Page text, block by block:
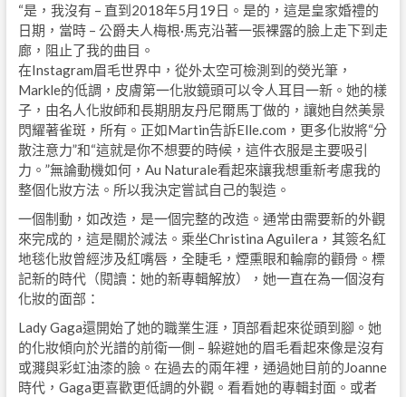
“是，我沒有 – 直到2018年5月19日。是的，這是皇家婚禮的
日期，當時 – 公爵夫人梅根·馬克沿著一張裸露的臉上走下到走
廊，阻止了我的曲目。
在Instagram眉毛世界中，從外太空可檢測到的熒光筆，
Markle的低調，皮膚第一化妝鏡頭可以令人耳目一新。她的樣
子，由名人化妝師和長期朋友丹尼爾馬丁做的，讓她自然美景
閃耀著雀斑，所有。正如Martin告訴Elle.com，更多化妝將“分
散注意力”和“這就是你不想要的時候，這件衣服是主要吸引
力。”無論動機如何，Au Naturale看起來讓我想重新考慮我的
整個化妝方法。所以我決定嘗試自己的製造。
一個制動，如改造，是一個完整的改造。通常由需要新的外觀
來完成的，這是關於減法。乘坐Christina Aguilera，其簽名紅
地毯化妝曾經涉及紅嘴唇，全睫毛，煙熏眼和輪廓的顴骨。標
記新的時代（閱讀：她的新專輯解放），她一直在為一個沒有
化妝的面部：
Lady Gaga還開始了她的職業生涯，頂部看起來從頭到腳。她
的化妝傾向於光譜的前衛一側 – 躲避她的眉毛看起來像是沒有
或濺與彩虹油漆的臉。在過去的兩年裡，通過她目前的Joanne
時代，Gaga更喜歡更低調的外觀。看看她的專輯封面。或者